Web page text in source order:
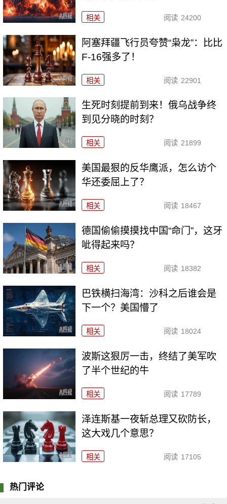
相关 阅读 24200
阿塞拜疆飞行员夸赞“枭龙”：比比
F-16强多了！
相关 阅读 22901
生死时刻提前到来！俄乌战争终
到见分晓的时刻？
相关 阅读 21899
美国最狠的反华鹰派，怎么访个
华还委屈上了？
相关 阅读 18467
德国偷偷摸摸找中国“命门”，这牙
呲得起来吗？
相关 阅读 18382
巴铁横扫海湾：沙科之后谁会是
下一个？美国懵了
相关 阅读 18024
波斯这狠厉一击，终结了美军吹
了半个世纪的牛
相关 阅读 17789
泽连斯基一夜斩总理又砍防长，
这大戏几个意思？
相关 阅读 17105
热门评论